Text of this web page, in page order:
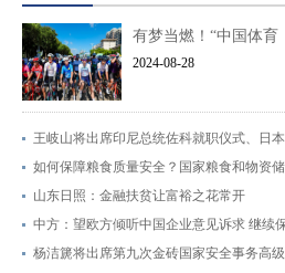
有梦当燃！“中国体育
2024-08-28
王岐山将出席印尼总统佐科就职仪式、日
如何保障粮食质量安全？国家粮食和物资
山东日照：金融扶贫让富裕之花常开
中方：望欧方倾听中国企业意见诉求 继续
杨洁篪将出席第九次金砖国家安全事务高